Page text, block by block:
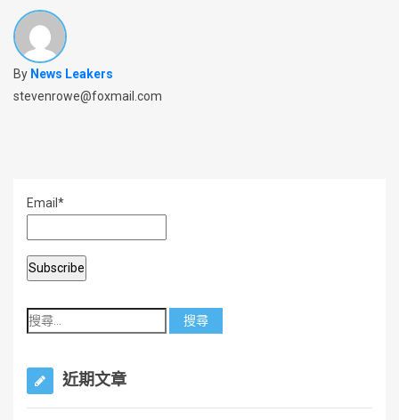
By News Leakers
stevenrowe@foxmail.com
Email*
近期文章